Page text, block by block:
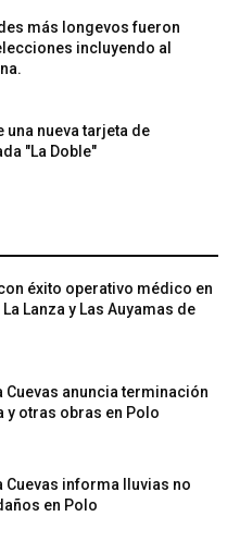
más longevos fueron
incluyendo al
nueva tarjeta de
"La Doble"
éxito operativo médico en
Lanza y Las Auyamas de
Cuevas anuncia terminación
y otras obras en Polo
Cuevas informa lluvias no
en Polo